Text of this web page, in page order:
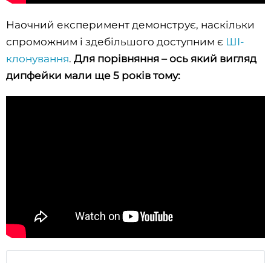
Наочний експеримент демонструє, наскільки
спроможним і здебільшого доступним є ШІ-
клонування. Для порівняння – ось який вигляд
дипфейки мали ще 5 років тому: